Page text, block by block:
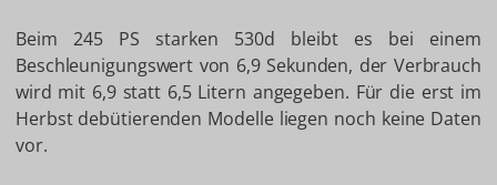
Beim 245 PS starken 530d bleibt es bei einem
Beschleunigungswert von 6,9 Sekunden, der Verbrauch
wird mit 6,9 statt 6,5 Litern angegeben. Für die erst im
Herbst debütierenden Modelle liegen noch keine Daten
vor.